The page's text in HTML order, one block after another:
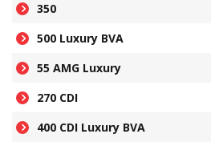
350
500 Luxury BVA
55 AMG Luxury
270 CDI
400 CDI Luxury BVA